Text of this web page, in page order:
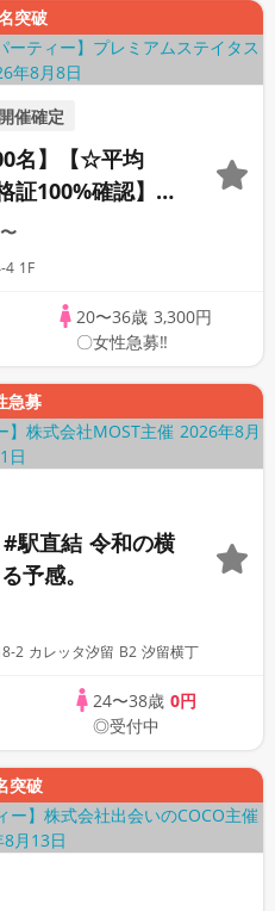
突破
開催確定
名】【☆平均
100%確認】
ミアムステイ
4 1F
20〜36歳 3,300円
〇女性急募‼
急募
駅直結 令和の横
予感。
2 カレッタ汐留 B2 汐留横丁
24〜38歳 0円
◎受付中
突破